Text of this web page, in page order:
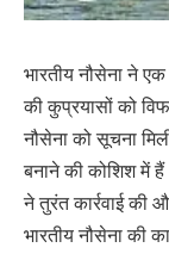
भारतीय नौसेना ने
की कुप्रयासों को
नौसेना को सूचना
बनाने की कोशिश में
ने तुरंत कार्रवाई की
भारतीय नौसेना की